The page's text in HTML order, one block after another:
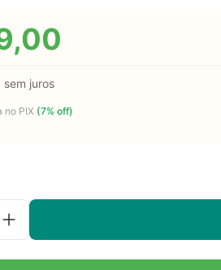
sem juros
no PIX (7% off)